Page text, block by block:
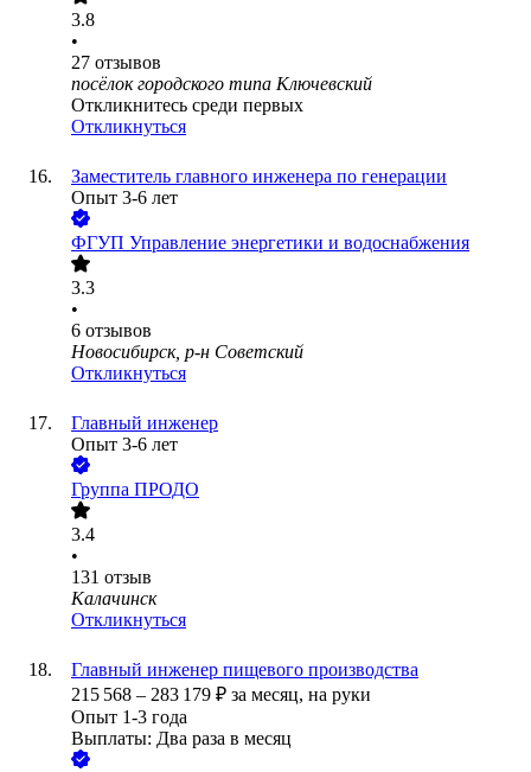
3.8
•
27 отзывов
посёлок городского типа Ключевский
Откликнитесь среди первых
Откликнуться
Заместитель главного инженера по генерации
Опыт 3-6 лет
ФГУП Управление энергетики и водоснабжения
3.3
•
6 отзывов
Новосибирск, р-н Советский
Откликнуться
Главный инженер
Опыт 3-6 лет
Группа ПРОДО
3.4
•
131 отзыв
Калачинск
Откликнуться
Главный инженер пищевого производства
215 568 – 283 179 ₽ за месяц, на руки
Опыт 1-3 года
Выплаты: Два раза в месяц